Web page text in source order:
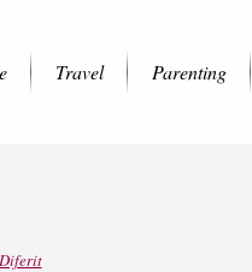
Travel Parenting
Diferit